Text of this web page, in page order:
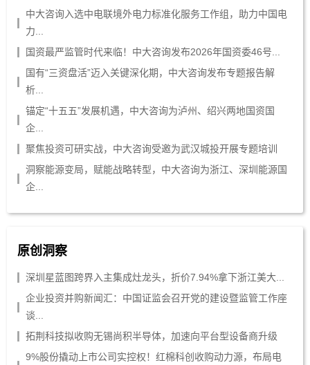
中大咨询入选中电联境外电力标准化服务工作组，助力中国电
力...
国资最严监管时代来临！中大咨询发布2026年国资委46号...
国有“三资盘活”迈入关键深化期，中大咨询发布专题报告解
析...
锚定“十五五”发展机遇，中大咨询为泸州、绍兴两地国资国
企...
聚焦投资可研实战，中大咨询受邀为武汉城投开展专题培训
洞察能源变局，赋能战略转型，中大咨询为浙江、深圳能源国
企...
原创洞察
深圳星蓝图跨界入主集成灶龙头，折价7.94%拿下浙江美大...
企业投资并购新闻汇：中国证监会召开党的建设暨监管工作座
谈...
拓荆科技拟收购无锡尚积半导体，加速向平台型设备商升级
9%股份撬动上市公司实控权！红棉科创收购动力源，布局电